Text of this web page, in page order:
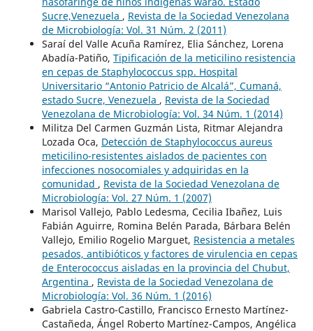
Sucre,Venezuela , Revista de la Sociedad Venezolana
de Microbiología: Vol. 31 Núm. 2 (2011)
Saraí del Valle Acuña Ramírez, Elia Sánchez, Lorena
Abadía-Patiño, Tipificación de la meticilino resistencia
en cepas de Staphylococcus spp. Hospital
Universitario “Antonio Patricio de Alcalá”, Cumaná,
estado Sucre, Venezuela , Revista de la Sociedad
Venezolana de Microbiología: Vol. 34 Núm. 1 (2014)
Militza Del Carmen Guzmán Lista, Ritmar Alejandra
Lozada Oca, Detección de Staphylococcus aureus
meticilino-resistentes aislados de pacientes con
infecciones nosocomiales y adquiridas en la
comunidad , Revista de la Sociedad Venezolana de
Microbiología: Vol. 27 Núm. 1 (2007)
Marisol Vallejo, Pablo Ledesma, Cecilia Ibañez, Luis
Fabián Aguirre, Romina Belén Parada, Bárbara Belén
Vallejo, Emilio Rogelio Marguet, Resistencia a metales
pesados, antibióticos y factores de virulencia en cepas
de Enterococcus aisladas en la provincia del Chubut,
Argentina , Revista de la Sociedad Venezolana de
Microbiología: Vol. 36 Núm. 1 (2016)
Gabriela Castro-Castillo, Francisco Ernesto Martínez-
Castañeda, Ángel Roberto Martínez-Campos, Angélica